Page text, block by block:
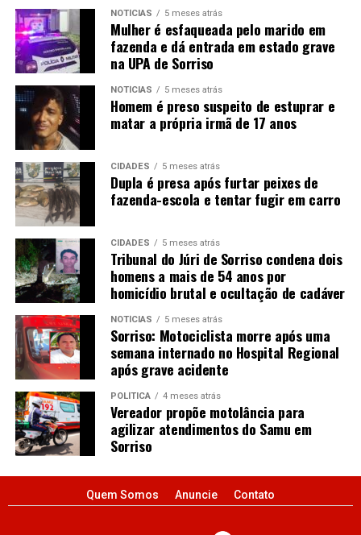
NOTÍCIAS 5 meses atrás
Mulher é esfaqueada pelo marido em
fazenda e dá entrada em estado grave
na UPA de Sorriso
NOTÍCIAS 5 meses atrás
Homem é preso suspeito de estuprar e
matar a própria irmã de 17 anos
CIDADES 5 meses atrás
Dupla é presa após furtar peixes de
fazenda-escola e tentar fugir em carro
CIDADES 5 meses atrás
Tribunal do Júri de Sorriso condena dois
homens a mais de 54 anos por
homicídio brutal e ocultação de cadáver
NOTÍCIAS 5 meses atrás
Sorriso: Motociclista morre após uma
semana internado no Hospital Regional
após grave acidente
POLÍTICA 4 meses atrás
Vereador propõe motolância para
agilizar atendimentos do Samu em
Sorriso
Quem Somos Anuncie Contato